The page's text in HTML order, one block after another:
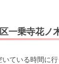
一乗寺花ノ
ている時間に